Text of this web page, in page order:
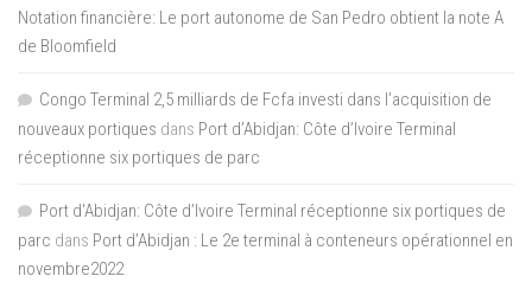
Notation financière: Le port autonome de San Pedro obtient la note A
de Bloomfield
Congo Terminal 2,5 milliards de Fcfa investi dans l’acquisition de
nouveaux portiques dans Port d’Abidjan: Côte d’Ivoire Terminal
réceptionne six portiques de parc
Port d'Abidjan: Côte d’Ivoire Terminal réceptionne six portiques de
parc dans Port d’Abidjan : Le 2e terminal à conteneurs opérationnel en
novembre2022